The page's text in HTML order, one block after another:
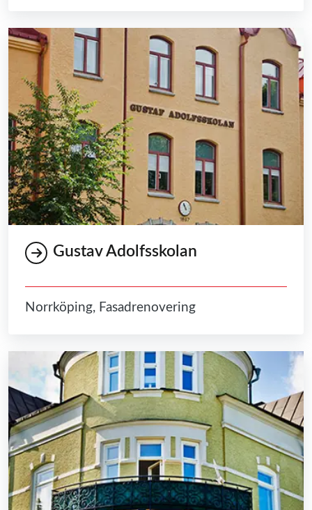
Gustav Adolfsskolan
Norrköping, Fasadrenovering